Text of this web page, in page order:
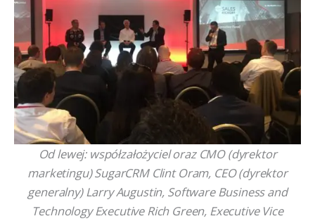
Od lewej: współzałożyciel oraz CMO (dyrektor
marketingu) SugarCRM Clint Oram, CEO (dyrektor
generalny) Larry Augustin, Software Business and
Technology Executive Rich Green, Executive Vice